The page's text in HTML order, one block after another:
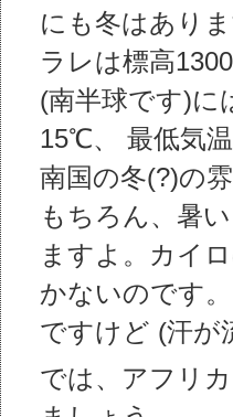
にも冬はあり
ラレは標高
(南半球です)に
15℃、 最低気
南国の冬(?)の
もちろん、暑
ますよ。カイ
かないのです
ですけど (汗が
では、アフリ